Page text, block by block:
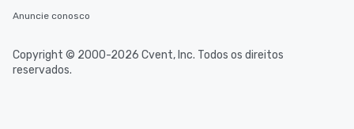
Anuncie conosco
Copyright © 2000-2026 Cvent, Inc. Todos os direitos
reservados.